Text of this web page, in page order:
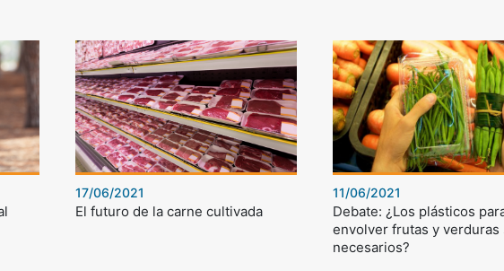
17/06/2021
El futuro de la carne cultivada
11/06/2021
Debate: ¿Los plásticos
envolver frutas y verduras
necesarios?